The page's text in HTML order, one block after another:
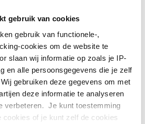
gebruik van cookies
gebruik van functionele-,
cookies om de website te
slaan wij informatie op zoals je IP-
en alle persoonsgegevens die je zelf
gebruiken deze gegevens om met
deze informatie te analyseren
verbeteren. Je kunt toestemming
cookies of je kunt zelf de cookies
houdend met uw prijsafspraken
rekening houdend met uw